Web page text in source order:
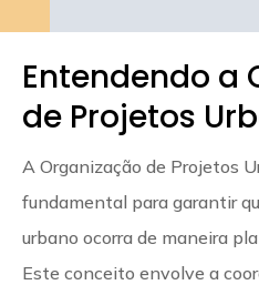
Entendendo a
de Projetos
A Organização de Projetos
fundamental para garantir
urbano ocorra de maneira
Este conceito envolve a